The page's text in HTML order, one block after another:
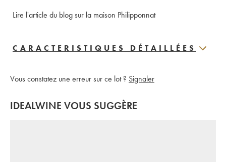
Lire l'article du blog sur la maison Philipponnat
CARACTERISTIQUES DÉTAILLÉES
Vous constatez une erreur sur ce lot ? Signaler
IDEALWINE VOUS SUGGÈRE